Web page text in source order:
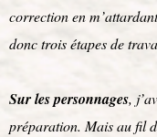
correction en
donc trois étapes de
Sur les personnages,
préparation. Mais au fil